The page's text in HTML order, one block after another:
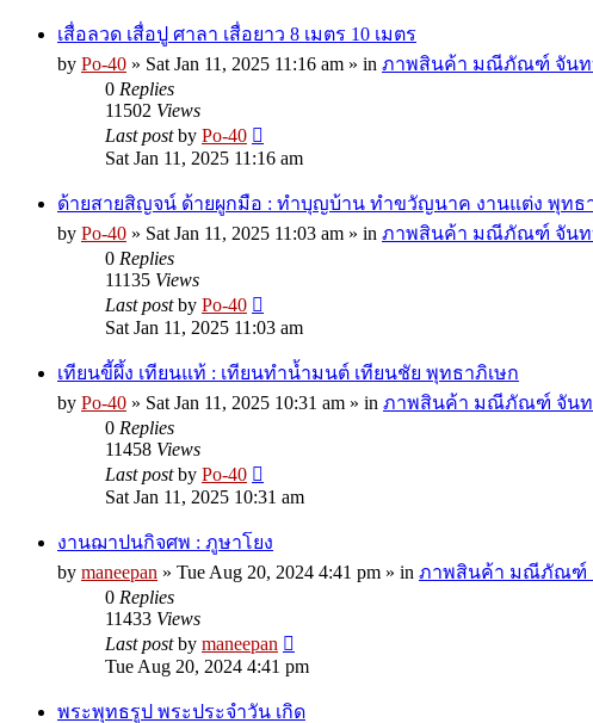
เสื่อลวด เสื่อปู ศาลา เสื่อยาว 8 เมตร 10 เมตร
by Po-40 » Sat Jan 11, 2025 11:16 am » in ภาพสินค้า มณีภัณฑ์ จันท
0 Replies
11502 Views
Last postby Po-40
Sat Jan 11, 2025 11:16 am
ด้ายสายสิญจน์ ด้ายผูกมือ : ทำบุญบ้าน ทำขวัญนาค งานแต่ง พุทธ
by Po-40 » Sat Jan 11, 2025 11:03 am » in ภาพสินค้า มณีภัณฑ์ จันท
0 Replies
11135 Views
Last postby Po-40
Sat Jan 11, 2025 11:03 am
เทียนขี้ผึ้ง เทียนแท้ : เทียนทำน้ำมนต์ เทียนชัย พุทธาภิเษก
by Po-40 » Sat Jan 11, 2025 10:31 am » in ภาพสินค้า มณีภัณฑ์ จันท
0 Replies
11458 Views
Last postby Po-40
Sat Jan 11, 2025 10:31 am
งานฌาปนกิจศพ : ภูษาโยง
by maneepan » Tue Aug 20, 2024 4:41 pm » in ภาพสินค้า มณีภัณฑ์
0 Replies
11433 Views
Last postby maneepan
Tue Aug 20, 2024 4:41 pm
พระพุทธรูป พระประจำวัน เกิด